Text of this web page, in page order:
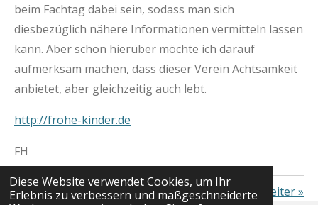
Diese Website verwendet Cookies, um Ihr
Erlebnis zu verbessern und maßgeschneiderte
beim Fachtag dabei sein, sodass man sich
diesbezüglich nähere Informationen vermitteln lassen
kann. Aber schon hierüber möchte ich darauf
aufmerksam machen, dass dieser Verein Achtsamkeit
anbietet, aber gleichzeitig auch lebt.
http://frohe-kinder.de
FH
«Zurück Weiter»